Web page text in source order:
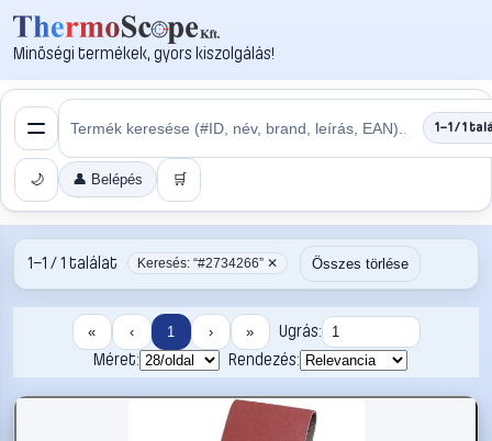
Minőségi termékek, gyors kiszolgálás!
1–1 / 1
🌙 👤 Belépés 🛒
1–1 / 1 találat Keresés: “#2734266” ✕ Összes törlése
« ‹ 1 › »
Ugrás:
Méret:
Rendezés: